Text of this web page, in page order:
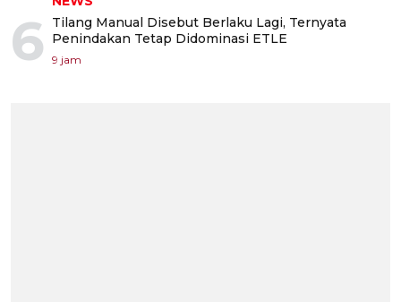
6
Tilang Manual Disebut Berlaku Lagi, Ternyata
Penindakan Tetap Didominasi ETLE
9 jam